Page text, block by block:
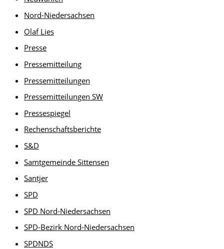
Nord-Niedersachsen
Olaf Lies
Presse
Pressemitteilung
Pressemitteilungen
Pressemitteilungen SW
Pressespiegel
Rechenschaftsberichte
S&D
Samtgemeinde Sittensen
Santjer
SPD
SPD Nord-Niedersachsen
SPD-Bezirk Nord-Niedersachsen
SPDNDS